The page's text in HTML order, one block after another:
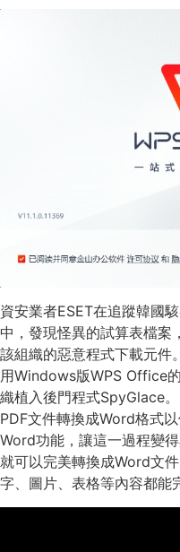
資安業者ESET在追蹤韓國
中，發現怪異的試算表檔案
該組織的惡意程式下載元件
用Windows版WPS Office
織植入後門程式SpyGlace
PDF文件轉換成Word格式
Word功能，讓這一過程變
就可以完美轉換成Word文
字、圖片、表格等內容都能